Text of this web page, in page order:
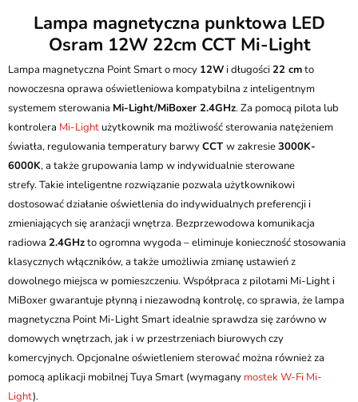
(od 1000 zł dla gabarytów, nie dotyczy produktów 3m)
Pobranie:
Poczta Polska Kurier 48H - 16 zł
Kurier GLS - 20 zł
Przesyłka Gabarytowa - 35 zł
Batalionów Chłopskich 12, 94-058 Łódź
506 336 320
kontakt@ledstyl.pl
Lampa magnetyczna punktowa LED
Osram 12W 22cm CCT Mi-Light
Lampa magnetyczna Point Smart o mocy 12W i długości22 cmto
nowoczesna oprawa oświetleniowa kompatybilna z inteligentnym
systemem sterowania Mi-Light/MiBoxer 2.4GHz. Za pomocą pilota lub
kontrolera Mi-Light użytkownik ma możliwość sterowania natężeniem
światła, regulowania temperatury barwyCCT w zakresie3000K-
6000K, a także grupowania lamp w indywidualnie sterowane
strefy. Takie inteligentne rozwiązanie pozwala użytkownikowi
dostosować działanie oświetlenia do indywidualnych preferencji i
zmieniających się aranżacji wnętrza. Bezprzewodowa komunikacja
radiowa 2.4GHzto ogromna wygoda – eliminuje konieczność stosowania
klasycznych włączników, a także umożliwia zmianę ustawień z
dowolnego miejsca w pomieszczeniu. Współpraca z pilotami Mi-Light i
MiBoxer gwarantuje płynną i niezawodną kontrolę, co sprawia, że lampa
magnetyczna Point Mi-Light Smart idealnie sprawdza się zarówno w
domowych wnętrzach, jak i w przestrzeniach biurowych czy
komercyjnych. Opcjonalne oświetleniem sterować można również za
pomocą aplikacji mobilnej Tuya Smart (wymagany mostek W-Fi Mi-
Light).